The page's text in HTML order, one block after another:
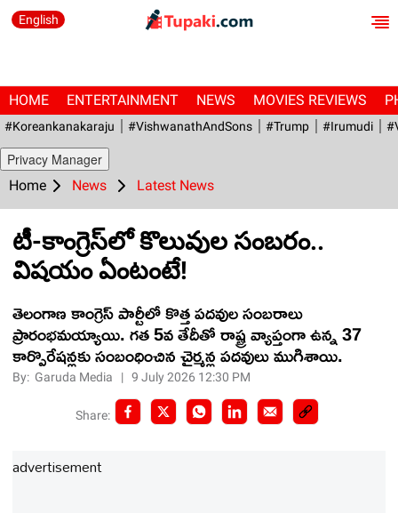
English
HOME ENTERTAINMENT NEWS MOVIES REVIEWS
#Koreankanakaraju #VishwanathAndSons #Trump #irumudi
Privacy Manager
Home News Latest News
టీ-కాంగ్రెస్‌లో కొలువుల సంబ‌రం..
విష‌యం ఏంటంటే!
తెలంగాణ కాంగ్రెస్ పార్టీలో కొత్త ప‌ద‌వుల సంబ‌రాలు
ప్రారంభ‌మ‌య్యాయి. గ‌త 5వ తేదీతో రాష్ట్ర వ్యాప్తంగా ఉన్న 37
కార్పొరేష‌న్ల‌కు సంబంధించిన చైర్మ‌న్ల ప‌దవులు ముగిశాయి.
By: Garuda Media |9 July 2026 12:30 PM
Share:
advertisement